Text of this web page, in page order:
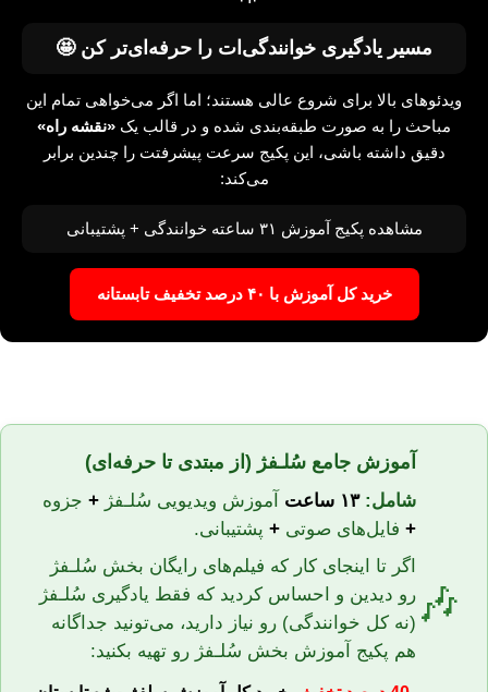
مسیر یادگیری‌ خوانندگی‌ات را حرفه‌ای‌تر کن 🤩
ویدئوهای بالا برای شروع عالی هستند؛ اما اگر می‌خواهی تمام این
مباحث را به صورت طبقه‌بندی شده و در قالب یک «نقشه راه»
دقیق داشته باشی، این پکیج سرعت پیشرفتت را چندین برابر
می‌کند:
مشاهده پکیج آموزش ۳۱ ساعته خوانندگی + پشتیبانی
خرید کل آموزش با ۴۰ درصد تخفیف تابستانه
🎶
آموزش جامع سُلـفژ (از مبتدی تا حرفه‌ای)
شامل: ۱۳ ساعت آموزش ویدیویی سُلـفژ + جزوه
+ فایل‌های صوتی + پشتیبانی.
اگر تا اینجای کار که فیلم‌های رایگان بخش سُلـفژ
رو دیدین و احساس کردید که فقط یادگیری سُلـفژ
(نه کل خوانندگی) رو نیاز دارید، می‌تونید جداگانه
هم پکیج آموزش بخش سُلـفژ رو تهیه بکنید: